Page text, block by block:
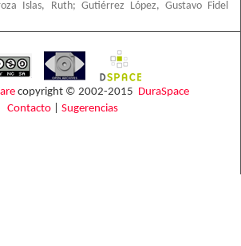
Islas, Ruth; Gutiérrez López, Gustavo Fidel
copyright © 2002-2015 DuraSpace
Contacto| Sugerencias